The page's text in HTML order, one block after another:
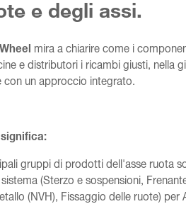
e degli assi.
mira a chiarire come i
e distributori i ricambi giusti, nella
con un approccio integrato.
gruppi di prodotti dell'asse ruota
(Sterzo e sospensioni,
(NVH), Fissaggio delle ruote) per